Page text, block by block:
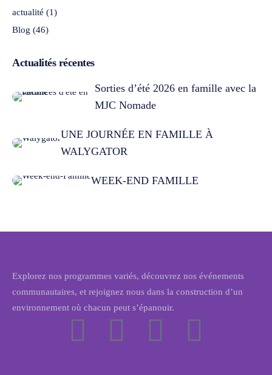
actualité (1)
Blog (46)
Actualités récentes
Sorties d’été 2026 en famille avec la
MJC Nomade
UNE JOURNÉE EN FAMILLE À
WALYGATOR
WEEK-END FAMILLE
Explorez nos programmes variés, découvrez nos événements
communautaires, et rejoignez nous dans la construction d’un
environnement où chacun peut s’épanouir.